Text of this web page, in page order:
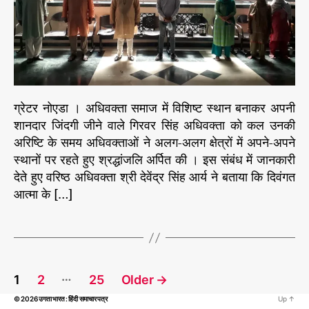
न
ग
र
बी
ए
न
ह
,
हु
आ
बा
ए
ड
वो
के
ट
को
ग
ई
श्र
द्धां
ज
ग्रेटर नोएडा । अधिवक्ता समाज में विशिष्ट स्थान बनाकर अपनी
शानदार जिंदगी जीने वाले गिरवर सिंह अधिवक्ता को कल उनकी
अरिष्टि के समय अधिवक्ताओं ने अलग-अलग क्षेत्रों में अपने-अपने
स्थानों पर रहते हुए श्रद्धांजलि अर्पित की । इस संबंध में जानकारी
देते हुए वरिष्ठ अधिवक्ता श्री देवेंद्र सिंह आर्य ने बताया कि दिवंगत
आत्मा के […]
o
s
1 2 … 25 Older →
© 2026उगता भारत : हिंदी समाचार पत्र Up ↑